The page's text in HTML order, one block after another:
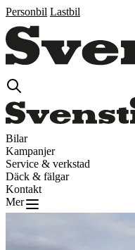
Personbil Lastbil
Bilar
Kampanjer
Service & verkstad
Däck & fälgar
Kontakt
Mer